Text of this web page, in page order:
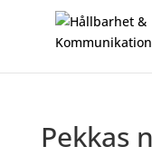
Pekkas